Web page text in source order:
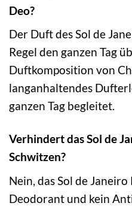
Deo?
Der Duft des Sol de
Regel den ganzen Tag
Duftkomposition von
langanhaltendes
ganzen Tag begleitet.
Verhindert das Sol de
Schwitzen?
Nein, das Sol de
Deodorant und kein